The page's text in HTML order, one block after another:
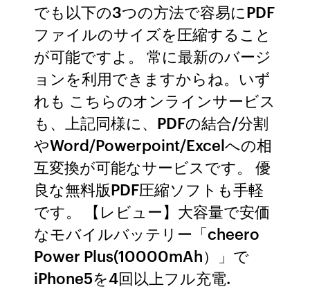
でも以下の3つの方法で容易にPDF
ファイルのサイズを圧縮すること
が可能ですよ。 常に最新のバージ
ョンを利用できますからね。いず
れも こちらのオンラインサービス
も、上記同様に、PDFの結合/分割
やWord/Powerpoint/Excelへの相
互変換が可能なサービスです。 優
良な無料版PDF圧縮ソフトも手軽
です。 【レビュー】大容量で安価
なモバイルバッテリー「cheero
Power Plus(10000mAh）」で
iPhone5を4回以上フル充電.